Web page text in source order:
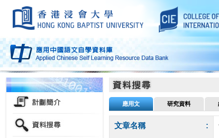
應用文 研究資料
文章名稱 :